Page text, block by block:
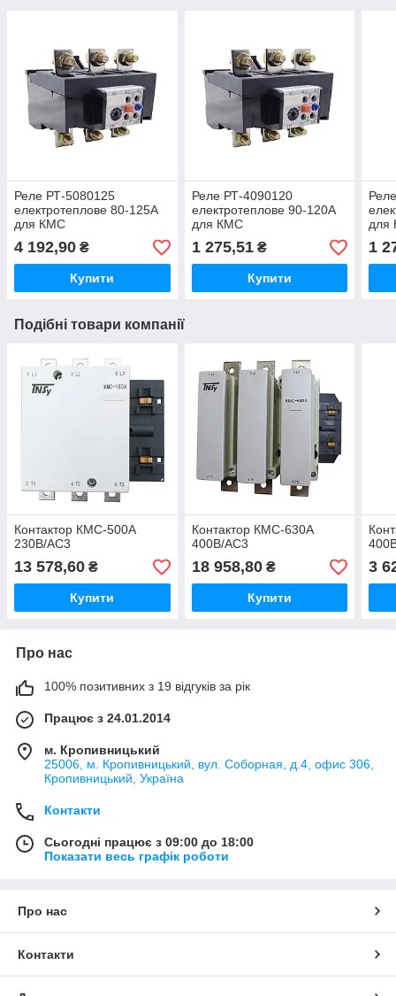
Реле РТ-5080125
електротеплове 80-125А
для КМС
4 192,90 ₴
Купити
Реле РТ-4090120
електротеплове 90-120А
для КМС
1 275,51₴
Купити
для
1
Подібні товари компанії
Контактор КМС-500А
230В/АС3
13 578,60 ₴
Купити
Контактор КМС-630А
400В/АС3
18 958,80₴
Купити
3
Про нас
100% позитивних з 19 відгуків за рік
Працює з 24.01.2014
м. Кропивницький
25006, м. Кропивницький, вул. Соборная, д.4, офис 306,
Кропивницький, Україна
Контакти
Сьогодні працює з 09:00 до 18:00
Показати весь графік роботи
Про нас
Контакти